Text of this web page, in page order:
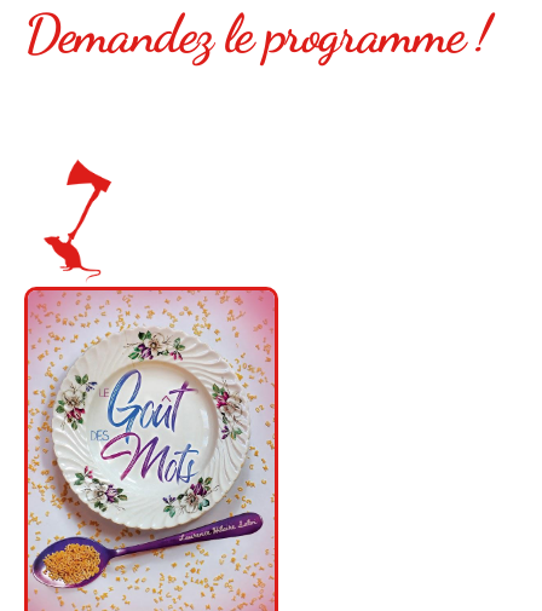
Demandez le programme !